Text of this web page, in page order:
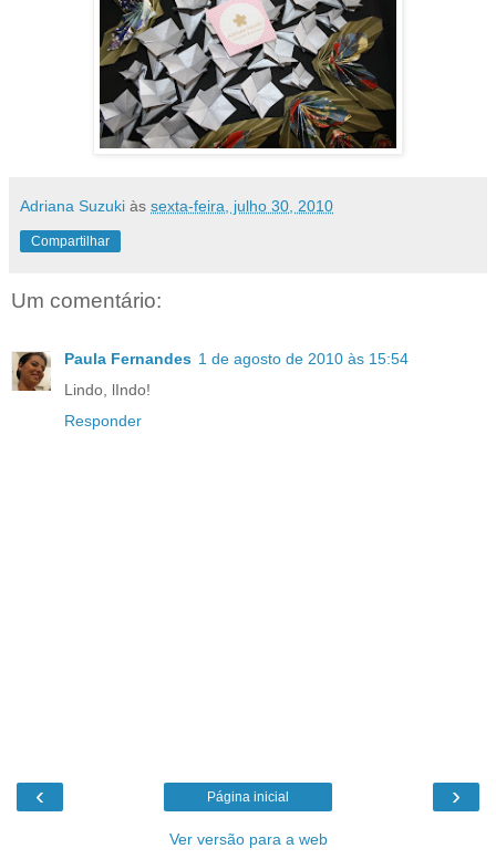
Adriana Suzuki às sexta-feira, julho 30, 2010
Compartilhar
Um comentário:
Paula Fernandes 1 de agosto de 2010 às 15:54
Lindo, lIndo!
Responder
‹ ›
Página inicial
Ver versão para a web